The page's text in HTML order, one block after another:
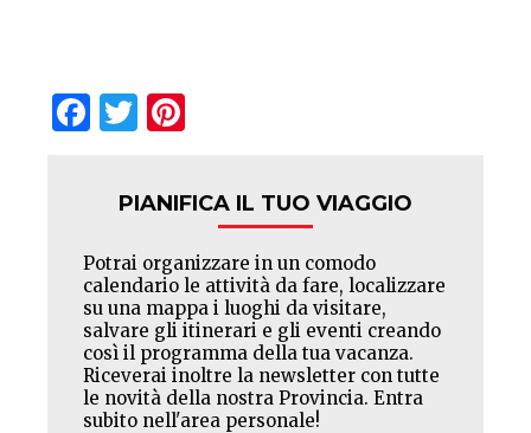
Facebook
Twitter
PIANIFICA IL TUO VIAGGIO
Potrai organizzare in un comodo
calendario le attività da fare, localizzare
su una mappa i luoghi da visitare,
salvare gli itinerari e gli eventi creando
così il programma della tua vacanza.
Riceverai inoltre la newsletter con tutte
le novità della nostra Provincia. Entra
subito nell'area personale!